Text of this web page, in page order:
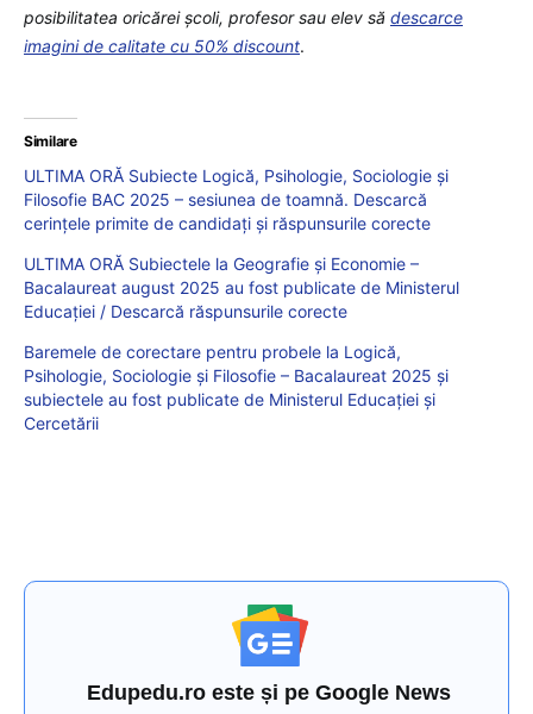
posibilitatea oricărei școli, profesor sau elev să descarce
imagini de calitate cu 50% discount.
Similare
ULTIMA ORĂ Subiecte Logică, Psihologie, Sociologie și
Filosofie BAC 2025 – sesiunea de toamnă. Descarcă
cerințele primite de candidați și răspunsurile corecte
ULTIMA ORĂ Subiectele la Geografie și Economie –
Bacalaureat august 2025 au fost publicate de Ministerul
Educației / Descarcă răspunsurile corecte
Baremele de corectare pentru probele la Logică,
Psihologie, Sociologie și Filosofie – Bacalaureat 2025 și
subiectele au fost publicate de Ministerul Educației și
Cercetării
Edupedu.ro este și pe Google News